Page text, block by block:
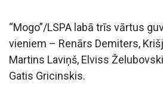
“Mogo”/LSPA labā trīs vārtus
vieniem – Renārs Demiters,
Martins Laviņš, Elviss
Gatis Gricinskis.